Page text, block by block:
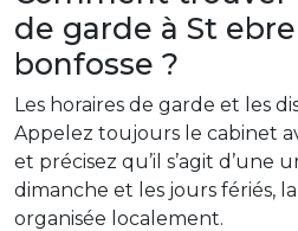
de garde à St
bonfosse ?
Les horaires de garde et les
Appelez toujours le cabinet
et précisez qu’il s’agit d’une
dimanche et les jours fériés,
organisée localement.